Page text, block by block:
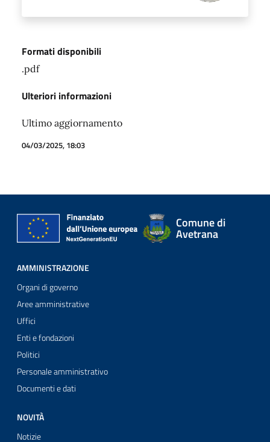
Formati disponibili
.pdf
Ulteriori informazioni
Ultimo aggiornamento
04/03/2025, 18:03
Comune di
Avetrana
AMMINISTRAZIONE
Organi di governo
Aree amministrative
Uffici
Enti e fondazioni
Politici
Personale amministrativo
Documenti e dati
NOVITÀ
Notizie